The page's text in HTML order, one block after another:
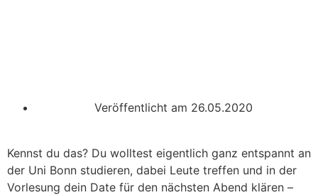
Veröffentlicht am 26.05.2020
Kennst du das? Du wolltest eigentlich ganz entspannt an
der Uni Bonn studieren, dabei Leute treffen und in der
Vorlesung dein Date für den nächsten Abend klären –